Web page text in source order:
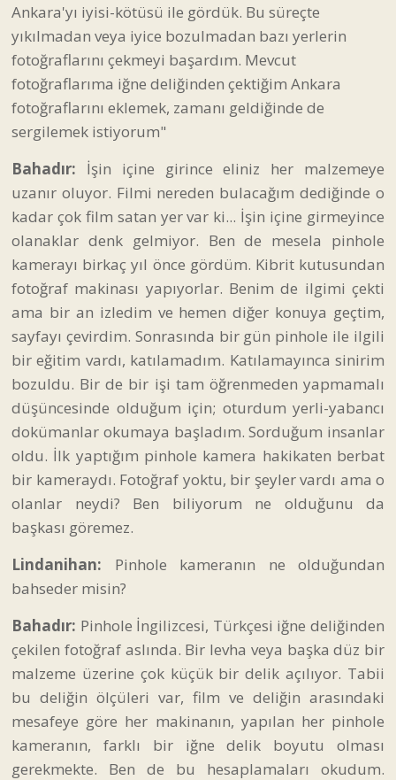
Ankara'yı iyisi-kötüsü ile gördük. Bu süreçte
yıkılmadan veya iyice bozulmadan bazı yerlerin
fotoğraflarını çekmeyi başardım. Mevcut
fotoğraflarıma iğne deliğinden çektiğim Ankara
fotoğraflarını eklemek, zamanı geldiğinde de
sergilemek istiyorum"
Bahadır: İşin içine girince eliniz her malzemeye
uzanır oluyor. Filmi nereden bulacağım dediğinde o
kadar çok film satan yer var ki... İşin içine girmeyince
olanaklar denk gelmiyor. Ben de mesela pinhole
kamerayı birkaç yıl önce gördüm. Kibrit kutusundan
fotoğraf makinası yapıyorlar. Benim de ilgimi çekti
ama bir an izledim ve hemen diğer konuya geçtim,
sayfayı çevirdim. Sonrasında bir gün pinhole ile ilgili
bir eğitim vardı, katılamadım. Katılamayınca sinirim
bozuldu. Bir de bir işi tam öğrenmeden yapmamalı
düşüncesinde olduğum için; oturdum yerli-yabancı
dokümanlar okumaya başladım. Sorduğum insanlar
oldu. İlk yaptığım pinhole kamera hakikaten berbat
bir kameraydı. Fotoğraf yoktu, bir şeyler vardı ama o
olanlar neydi? Ben biliyorum ne olduğunu da
başkası göremez.
Lindanihan: Pinhole kameranın ne olduğundan
bahseder misin?
Bahadır: Pinhole İngilizcesi, Türkçesi iğne deliğinden
çekilen fotoğraf aslında. Bir levha veya başka düz bir
malzeme üzerine çok küçük bir delik açılıyor. Tabii
bu deliğin ölçüleri var, film ve deliğin arasındaki
mesafeye göre her makinanın, yapılan her pinhole
kameranın, farklı bir iğne delik boyutu olması
gerekmekte. Ben de bu hesaplamaları okudum.